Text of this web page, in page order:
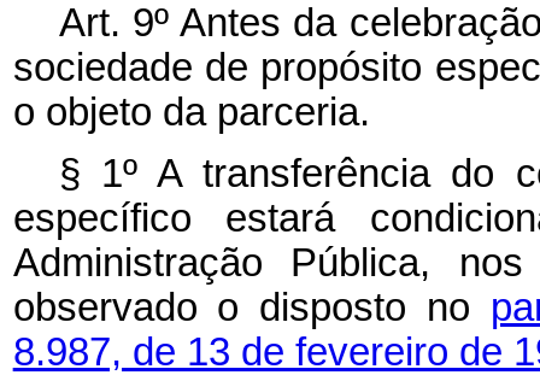
Art. 9º Antes da
sociedade de propósito
o objeto da parceria.
§ 1º A transferência do
específico estará
Administração Pública,
observado o disposto no
8.987, de 13 de fevereiro de